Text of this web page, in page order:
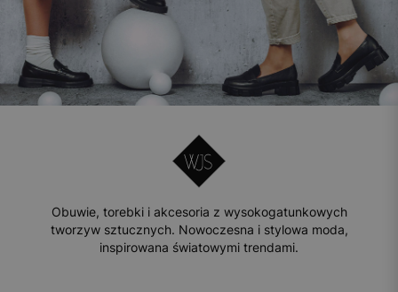
Obuwie, torebki i akcesoria z wysokogatunkowych
tworzyw sztucznych. Nowoczesna i stylowa moda,
inspirowana światowymi trendami.